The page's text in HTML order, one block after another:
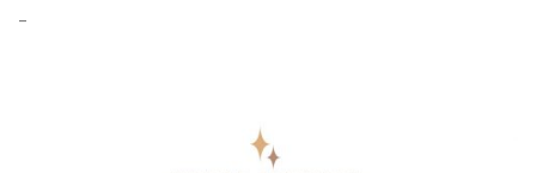
–